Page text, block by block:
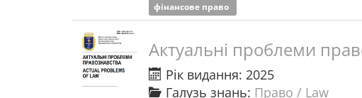
фінансове право
Актуальні проблеми
Рік видання: 2025
Галузь знань: Право / Law